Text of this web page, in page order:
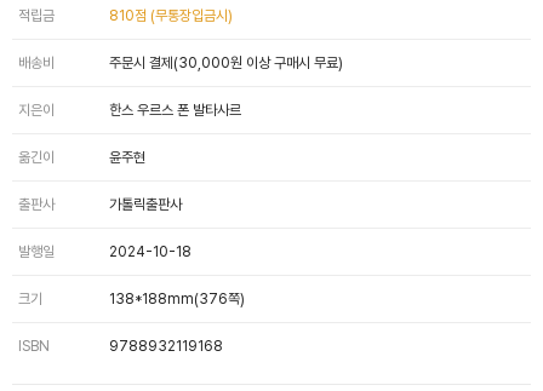
적립금 810점 (무통장입금시)
배송비 주문시 결제(30,000원 이상 구매시 무료)
지은이 한스 우르스 폰 발타사르
옮긴이 윤주현
출판사 가톨릭출판사
발행일 2024-10-18
크기 138*188mm(376쪽)
ISBN 9788932119168